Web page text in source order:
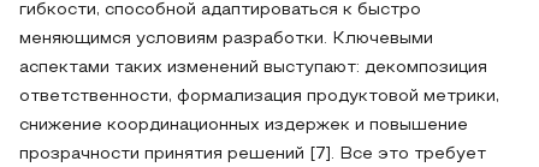
гибкости, способной адаптироваться к быстро
меняющимся условиям разработки. Ключевыми
аспектами таких изменений выступают: декомпозиция
ответственности, формализация продуктовой метрики,
снижение координационных издержек и повышение
прозрачности принятия решений [7]. Все это требует